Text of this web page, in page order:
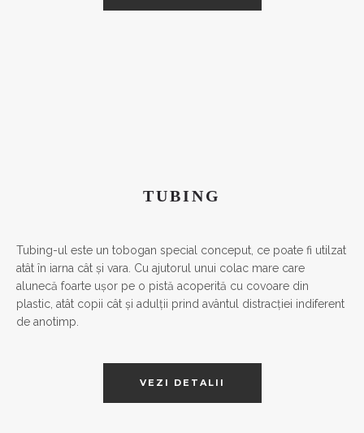
TUBING
Tubing-ul este un tobogan special conceput, ce poate fi utilzat
atât în iarna cât și vara. Cu ajutorul unui colac mare care
alunecă foarte ușor pe o pistă acoperită cu covoare din
plastic, atât copii cât și adulții prind avântul distracției indiferent
de anotimp.
VEZI DETALII